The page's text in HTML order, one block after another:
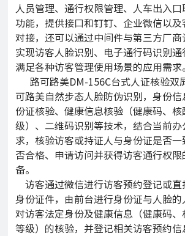
人员管理、通行权限管理、人车出入
功能，提供接口和钉钉、企业微信以及
对接，还可以通过中间件与第三方厂商
实现访客人脸识别、电子通行码识别通
满足各种访客管理使用场景的应用需求
路可路美DM-156C台式人证核验双
可路美自然步态人脸防伪识别，身份信
份证核验、健康信息核验（健康码、
级）、二维码识别等技术，结合当前办
求，核验访客或持证人与身份证是否一
否合格、申请访问并获得访客通行权限
备。
访客通过微信进行访客预约登记或直
身份证件，由前台进行身份证与人脸的
对访客法定身份及健康信息（健康码、
等级）的核验，并登记相关访客预约信